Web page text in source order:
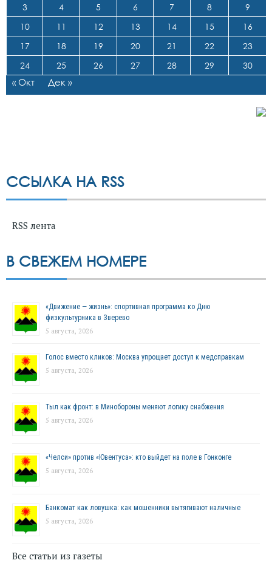
3
4 5 6 7 8
9
10
11 12 13 14 15
16
17
18 19 20 21 22
23
24
25 26 27 28 29 30
« Окт Дек »
ССЫЛКА НА RSS
RSS лента
В СВЕЖЕМ НОМЕРЕ
«Движение — жизнь»: спортивная программа ко Дню
физкультурника в Зверево
5 августа, 2026
Голос вместо кликов: Москва упрощает доступ к медсправкам
5 августа, 2026
Тыл как фронт: в Минобороны меняют логику снабжения
5 августа, 2026
«Челси» против «Ювентуса»: кто выйдет на поле в Гонконге
5 августа, 2026
Банкомат как ловушка: как мошенники вытягивают наличные
5 августа, 2026
Все статьи из газеты